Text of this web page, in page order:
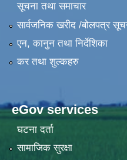
सूचना तथा समाचार
सार्वजनिक खरीद /बोलपत्र
एन, कानुन तथा निर्देशिका
कर तथा शुल्कहरु
eGov services
घटना दर्ता
सामाजिक सुरक्षा